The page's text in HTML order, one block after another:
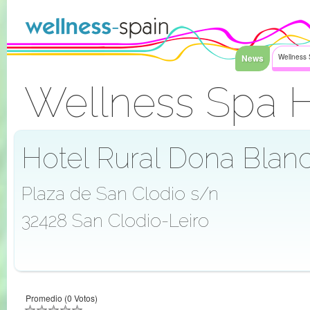
News Wellness
Wellness Spa
Acceder
Hotel Rural Dona
Plaza de San Clodio s/n
32428 San Clodio-Leiro
Promedio (0 Votos)